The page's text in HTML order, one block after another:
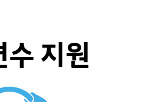
지원